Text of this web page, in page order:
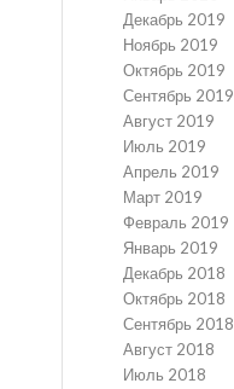
Декабрь 2019
Ноябрь 2019
Октябрь 2019
Сентябрь 2019
Август 2019
Июль 2019
Апрель 2019
Март 2019
Февраль 2019
Январь 2019
Декабрь 2018
Октябрь 2018
Сентябрь 2018
Август 2018
Июль 2018